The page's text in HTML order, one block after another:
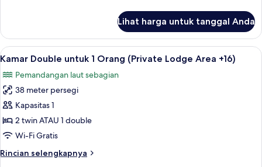
Kamar
Keluarga
Lihat harga untuk tanggal Anda
Lihat
semua
foto
untuk
Kamar
Double
untuk
Orang
Brankas, meja kerja, Wi-Fi gratis, dan
4
Kamar Double untuk 1 Orang (Private Lodge Area +16)
Pemandangan laut sebagian
38 meter persegi
Kapasitas 1
2 twin ATAU 1 double
Wi-Fi Gratis
Rincian selengkapnya
Rincian